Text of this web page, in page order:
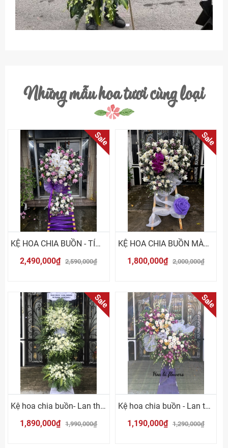
Những mẫu hoa tươi cùng loại
Sale
KỆ HOA CHIA BUỒN - TÍM TRẮNG
2,490,000₫ 2,590,000₫
Sale
KỆ HOA CHIA BUỒN MÀU TRẮNG TÍM
1,800,000₫ 2,000,000₫
Sale
Kệ hoa chia buồn- Lan thái trắng
1,890,000₫ 1,990,000₫
Sale
Kệ hoa chia buồn - Lan thái tím
1,190,000₫ 1,290,000₫